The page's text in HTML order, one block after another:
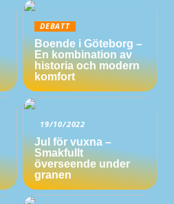
DEBATT
Boende i Göteborg –
En kombination av
historia och modern
komfort
19/10/2022
Jul för vuxna –
Smakfullt
överseende under
granen